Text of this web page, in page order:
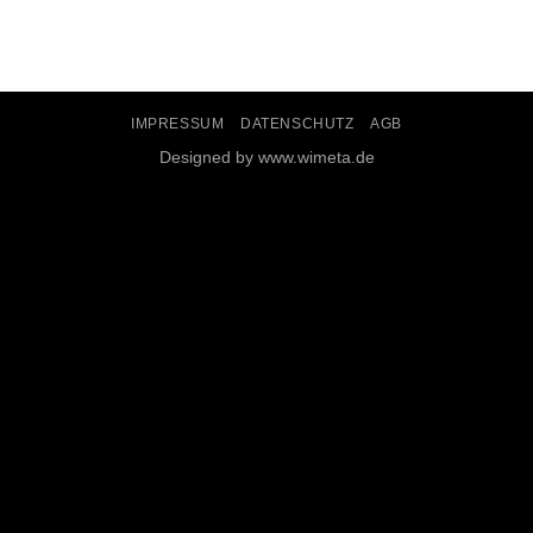
IMPRESSUM DATENSCHUTZ AGB
Designed by www.wimeta.de